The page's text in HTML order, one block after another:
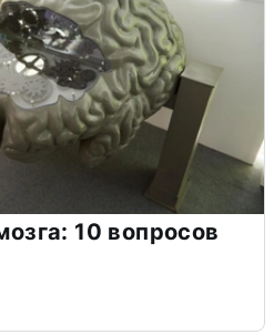
10 вопросов